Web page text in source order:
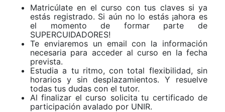
Matricúlate en el curso con tus claves si ya
estás registrado. Si aún no lo estás ¡ahora es
el momento de formar parte de
SUPERCUIDADORES!
Te enviaremos un email con la información
necesaria para acceder al curso en la fecha
prevista.
Estudia a tu ritmo, con total flexibilidad, sin
horarios y sin desplazamientos. Y resuelve
todas tus dudas con el tutor.
Al finalizar el curso solicita tu certificado de
participación avalado por UNIR.